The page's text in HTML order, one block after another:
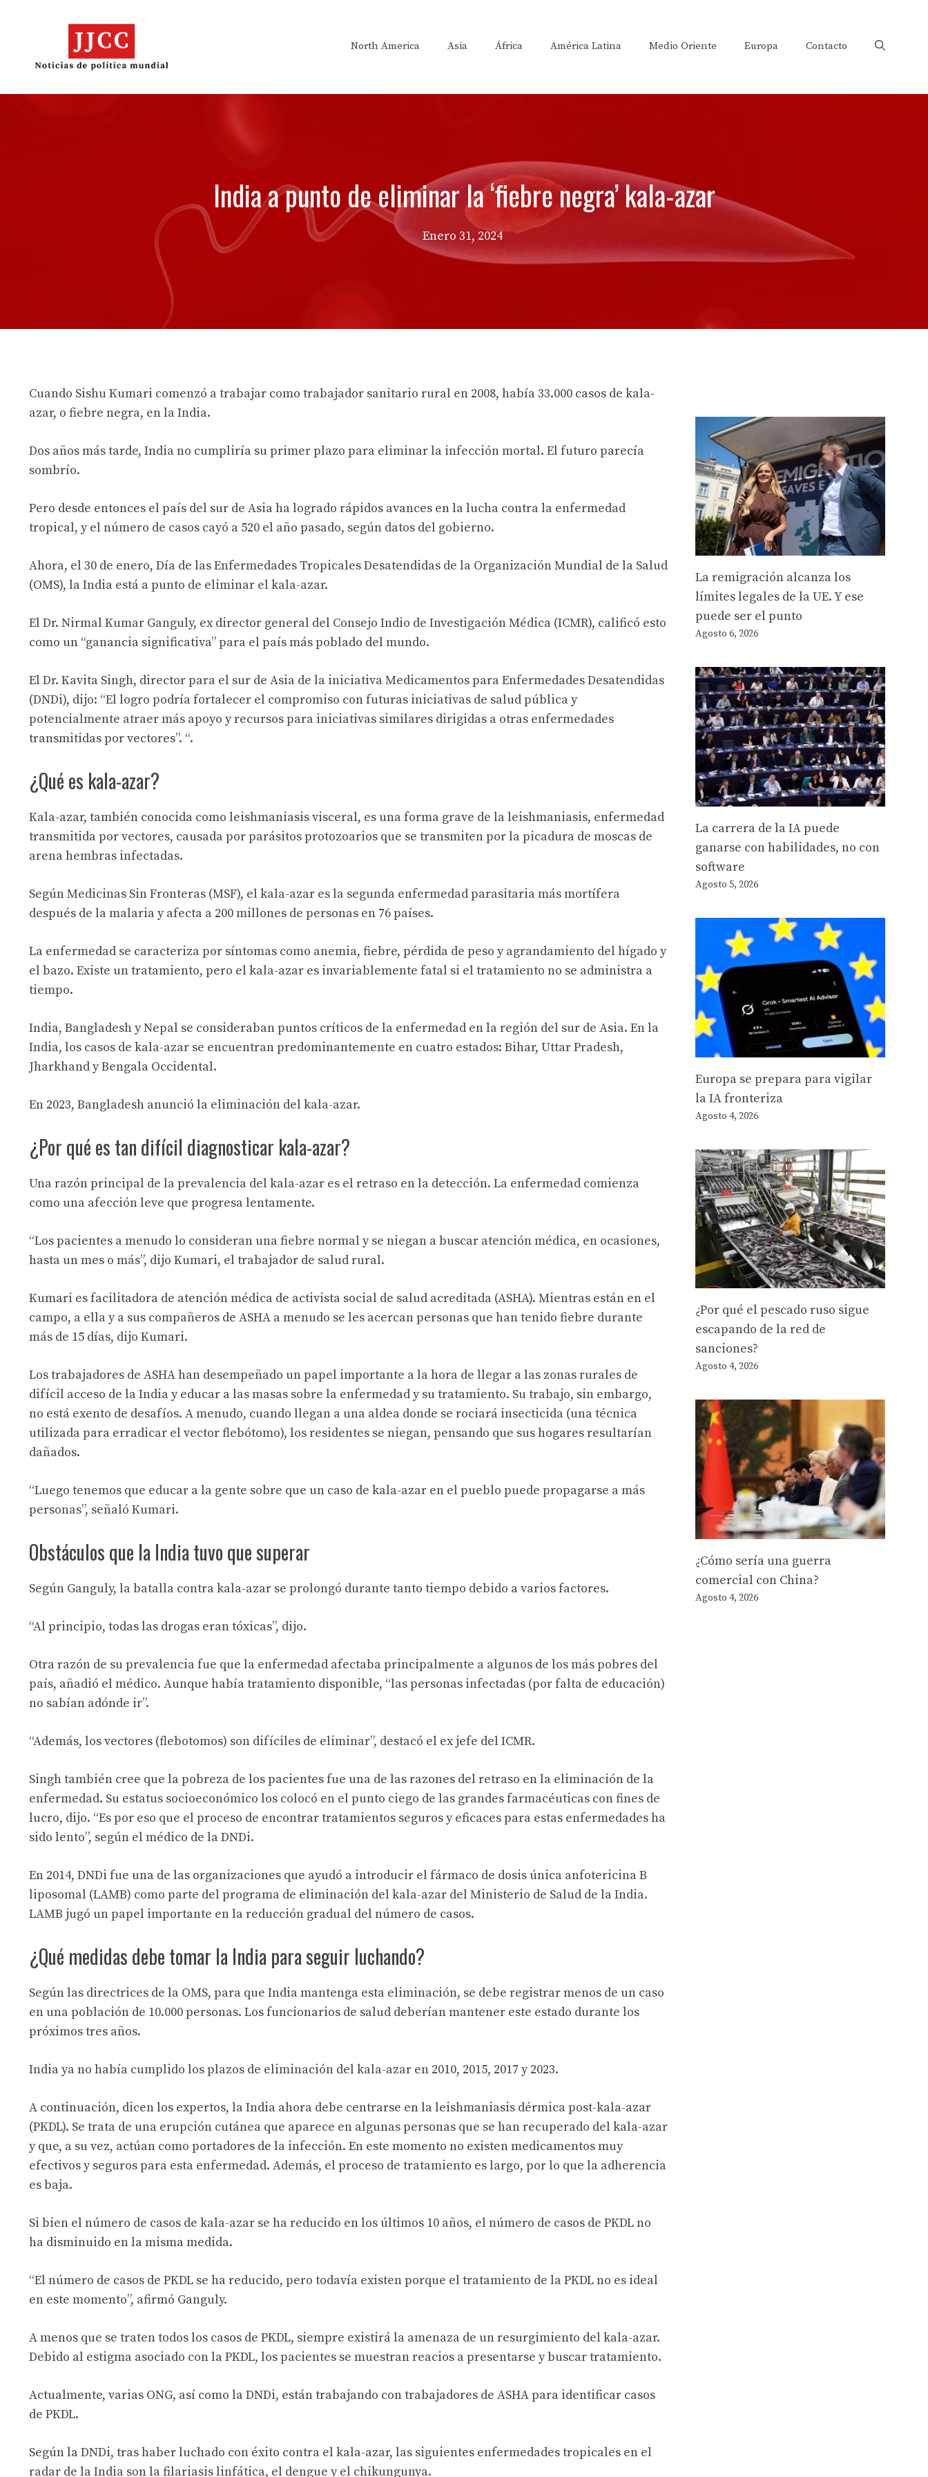
North America Asia África América Latina Medio Oriente Europa Contacto
India a punto de eliminar la ‘fiebre negra’ kala-azar
Enero 31, 2024
Cuando Sishu Kumari comenzó a trabajar como trabajador sanitario rural en 2008, había 33.000 casos de kala-
azar, o fiebre negra, en la India.
Dos años más tarde, India no cumpliría su primer plazo para eliminar la infección mortal. El futuro parecía
sombrío.
Pero desde entonces el país del sur de Asia ha logrado rápidos avances en la lucha contra la enfermedad
tropical, y el número de casos cayó a 520 el año pasado, según datos del gobierno.
Ahora, el 30 de enero, Día de las Enfermedades Tropicales Desatendidas de la Organización Mundial de la Salud
(OMS), la India está a punto de eliminar el kala-azar.
El Dr. Nirmal Kumar Ganguly, ex director general del Consejo Indio de Investigación Médica (ICMR), calificó esto
como un “ganancia significativa” para el país más poblado del mundo.
El Dr. Kavita Singh, director para el sur de Asia de la iniciativa Medicamentos para Enfermedades Desatendidas
(DNDi), dijo: “El logro podría fortalecer el compromiso con futuras iniciativas de salud pública y
potencialmente atraer más apoyo y recursos para iniciativas similares dirigidas a otras enfermedades
transmitidas por vectores”. “.
¿Qué es kala-azar?
Kala-azar, también conocida como leishmaniasis visceral, es una forma grave de la leishmaniasis, enfermedad
transmitida por vectores, causada por parásitos protozoarios que se transmiten por la picadura de moscas de
arena hembras infectadas.
Según Medicinas Sin Fronteras (MSF), el kala-azar es la segunda enfermedad parasitaria más mortífera
después de la malaria y afecta a 200 millones de personas en 76 países.
La enfermedad se caracteriza por síntomas como anemia, fiebre, pérdida de peso y agrandamiento del hígado y
el bazo. Existe un tratamiento, pero el kala-azar es invariablemente fatal si el tratamiento no se administra a
tiempo.
India, Bangladesh y Nepal se consideraban puntos críticos de la enfermedad en la región del sur de Asia. En la
India, los casos de kala-azar se encuentran predominantemente en cuatro estados: Bihar, Uttar Pradesh,
Jharkhand y Bengala Occidental.
En 2023, Bangladesh anunció la eliminación del kala-azar.
¿Por qué es tan difícil diagnosticar kala-azar?
Una razón principal de la prevalencia del kala-azar es el retraso en la detección. La enfermedad comienza
como una afección leve que progresa lentamente.
“Los pacientes a menudo lo consideran una fiebre normal y se niegan a buscar atención médica, en ocasiones,
hasta un mes o más”, dijo Kumari, el trabajador de salud rural.
Kumari es facilitadora de atención médica de activista social de salud acreditada (ASHA). Mientras están en el
campo, a ella y a sus compañeros de ASHA a menudo se les acercan personas que han tenido fiebre durante
más de 15 días, dijo Kumari.
Los trabajadores de ASHA han desempeñado un papel importante a la hora de llegar a las zonas rurales de
difícil acceso de la India y educar a las masas sobre la enfermedad y su tratamiento. Su trabajo, sin embargo,
no está exento de desafíos. A menudo, cuando llegan a una aldea donde se rociará insecticida (una técnica
utilizada para erradicar el vector flebótomo), los residentes se niegan, pensando que sus hogares resultarían
dañados.
“Luego tenemos que educar a la gente sobre que un caso de kala-azar en el pueblo puede propagarse a más
personas”, señaló Kumari.
Obstáculos que la India tuvo que superar
Según Ganguly, la batalla contra kala-azar se prolongó durante tanto tiempo debido a varios factores.
“Al principio, todas las drogas eran tóxicas”, dijo.
Otra razón de su prevalencia fue que la enfermedad afectaba principalmente a algunos de los más pobres del
país, añadió el médico. Aunque había tratamiento disponible, “las personas infectadas (por falta de educación)
no sabían adónde ir”.
“Además, los vectores (flebotomos) son difíciles de eliminar”, destacó el ex jefe del ICMR.
Singh también cree que la pobreza de los pacientes fue una de las razones del retraso en la eliminación de la
enfermedad. Su estatus socioeconómico los colocó en el punto ciego de las grandes farmacéuticas con fines de
lucro, dijo. “Es por eso que el proceso de encontrar tratamientos seguros y eficaces para estas enfermedades ha
sido lento”, según el médico de la DNDi.
En 2014, DNDi fue una de las organizaciones que ayudó a introducir el fármaco de dosis única anfotericina B
liposomal (LAMB) como parte del programa de eliminación del kala-azar del Ministerio de Salud de la India.
LAMB jugó un papel importante en la reducción gradual del número de casos.
¿Qué medidas debe tomar la India para seguir luchando?
Según las directrices de la OMS, para que India mantenga esta eliminación, se debe registrar menos de un caso
en una población de 10.000 personas. Los funcionarios de salud deberían mantener este estado durante los
próximos tres años.
India ya no había cumplido los plazos de eliminación del kala-azar en 2010, 2015, 2017 y 2023.
A continuación, dicen los expertos, la India ahora debe centrarse en la leishmaniasis dérmica post-kala-azar
(PKDL). Se trata de una erupción cutánea que aparece en algunas personas que se han recuperado del kala-azar
y que, a su vez, actúan como portadores de la infección. En este momento no existen medicamentos muy
efectivos y seguros para esta enfermedad. Además, el proceso de tratamiento es largo, por lo que la adherencia
es baja.
Si bien el número de casos de kala-azar se ha reducido en los últimos 10 años, el número de casos de PKDL no
ha disminuido en la misma medida.
“El número de casos de PKDL se ha reducido, pero todavía existen porque el tratamiento de la PKDL no es ideal
en este momento”, afirmó Ganguly.
A menos que se traten todos los casos de PKDL, siempre existirá la amenaza de un resurgimiento del kala-azar.
Debido al estigma asociado con la PKDL, los pacientes se muestran reacios a presentarse y buscar tratamiento.
Actualmente, varias ONG, así como la DNDi, están trabajando con trabajadores de ASHA para identificar casos
de PKDL.
Según la DNDi, tras haber luchado con éxito contra el kala-azar, las siguientes enfermedades tropicales en el
radar de la India son la filariasis linfática, el dengue y el chikungunya.
La remigración alcanza los
límites legales de la UE. Y ese
puede ser el punto
Agosto 6, 2026
La carrera de la IA puede
ganarse con habilidades, no con
software
Agosto 5, 2026
Europa se prepara para vigilar
la IA fronteriza
Agosto 4, 2026
¿Por qué el pescado ruso sigue
escapando de la red de
sanciones?
Agosto 4, 2026
¿Cómo sería una guerra
comercial con China?
Agosto 4, 2026